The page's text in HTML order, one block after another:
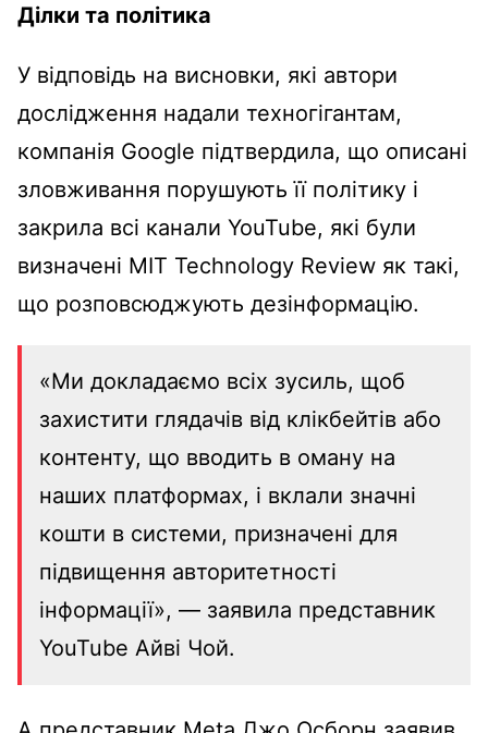
Ділки та політика
У відповідь на висновки, які автори
дослідження надали техногігантам,
компанія Google підтвердила, що описані
зловживання порушують її політику і
закрила всі канали YouTube, які були
визначені MIT Technology Review як такі,
що розповсюджують дезінформацію.
«Ми докладаємо всіх зусиль, щоб
захистити глядачів від клікбейтів або
контенту, що вводить в оману на
наших платформах, і вклали значні
кошти в системи, призначені для
підвищення авторитетності
інформації», — заявила представник
YouTube Айві Чой.